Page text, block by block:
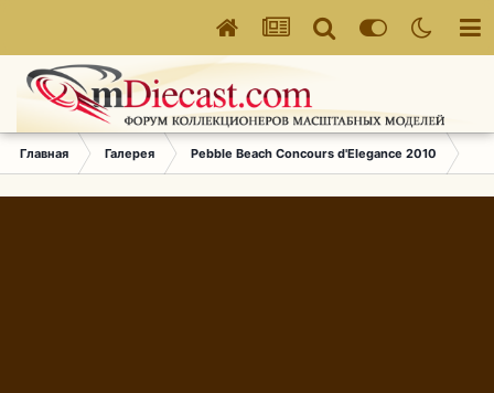
Главная Галерея Pebble Beach Concours d'Elegance 2010